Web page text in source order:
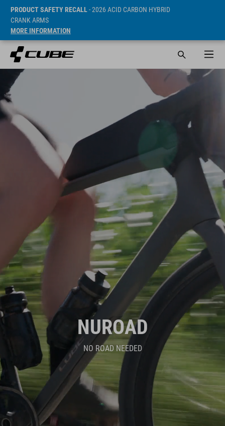
PRODUCT SAFETY RECALL- 2026 ACID CARBON HYBRID
CRANK ARMS
MORE INFORMATION
NUROAD
NO ROAD NEEDED